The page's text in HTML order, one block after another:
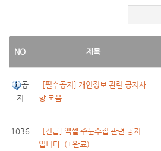
NO 제목
공
지
[필수공지] 개인정보 관련 공지사
항 모음
1036
[긴급] 엑셀 주문수집 관련 공지
입니다. (+완료)